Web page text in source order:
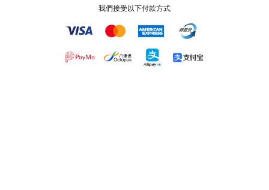
我們接受以下付款方式